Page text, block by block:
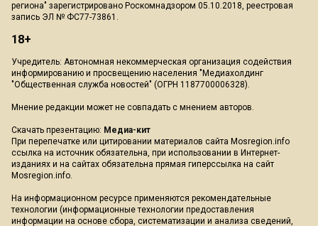
региона" зарегистрировано Роскомнадзором 05.10.2018, реестровая
запись ЭЛ № ФС77-73861.
18+
Учредитель: Автономная некоммерческая организация содействия
информированию и просвещению населения "Медиахолдинг
"Общественная служба новостей" (ОГРН 1187700006328).
Мнение редакции может не совпадать с мнением авторов.
Скачать презентацию: Медиа-кит
При перепечатке или цитировании материалов сайта Mosregion.info
ссылка на источник обязательна, при использовании в Интернет-
изданиях и на сайтах обязательна прямая гиперссылка на сайт
Mosregion.info.
На информационном ресурсе применяются рекомендательные
технологии (информационные технологии предоставления
информации на основе сбора, систематизации и анализа сведений,